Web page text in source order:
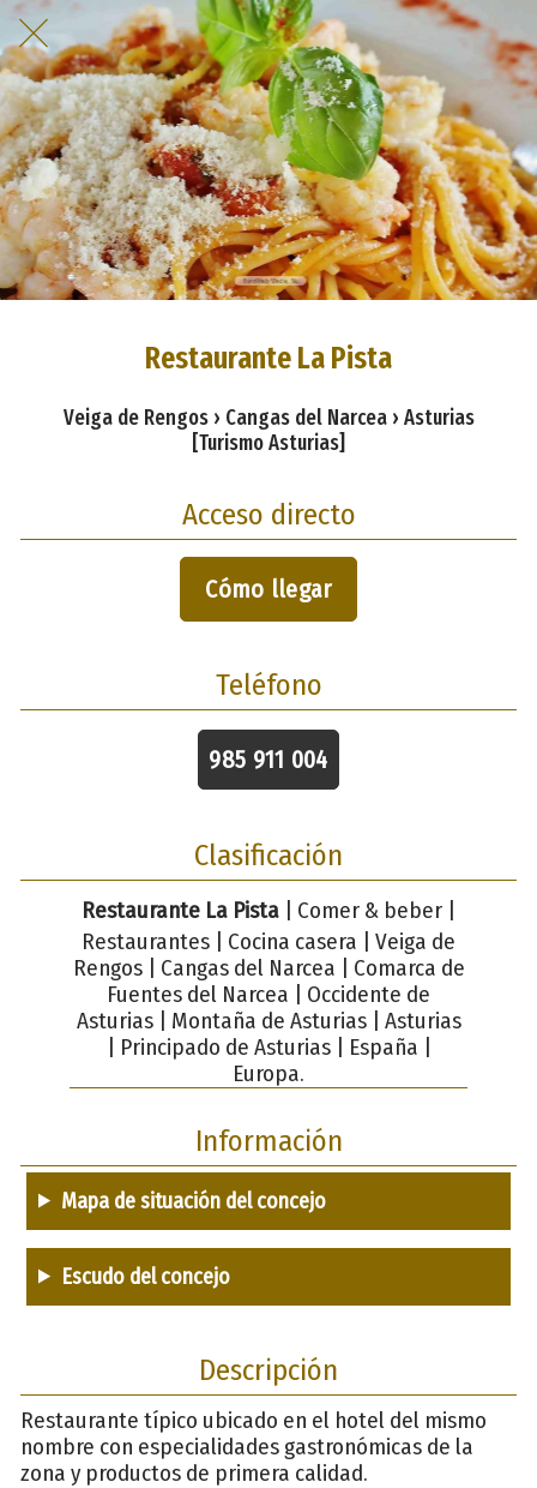
Restaurante La Pista
Veiga de Rengos › Cangas del Narcea › Asturias
[Turismo Asturias]
Acceso directo
Cómo llegar
Teléfono
985 911 004
Clasificación
Restaurante La Pista | Comer & beber |
Restaurantes | Cocina casera | Veiga de
Rengos | Cangas del Narcea | Comarca de
Fuentes del Narcea | Occidente de
Asturias | Montaña de Asturias | Asturias
| Principado de Asturias | España |
Europa.
Información
Mapa de situación del concejo
Escudo del concejo
Descripción
Restaurante típico ubicado en el hotel del mismo
nombre con especialidades gastronómicas de la
zona y productos de primera calidad.